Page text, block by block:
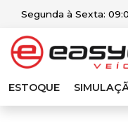
Segunda à Sexta:
ESTOQUE